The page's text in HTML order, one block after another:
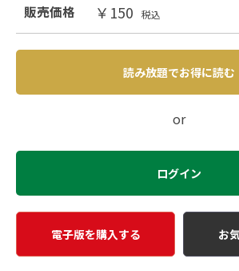
販売価格 ￥150 税込
読み放題でお得に読む
or
ログイン
電子版を購入する お